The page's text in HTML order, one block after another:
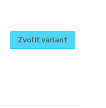
Zvoliť variant